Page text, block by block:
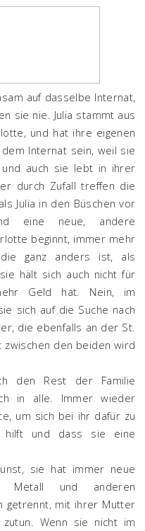
auf dasselbe Internat,
sie nie. Julia stammt aus
und hat ihre eigenen
Internat sein, weil sie
auch sie lebt in ihrer
durch Zufall treffen die
Julia in den Büschen vor
eine neue, andere
beginnt, immer mehr
ganz anders ist, als
hält sich auch nicht für
Geld hat. Nein, im
sich auf die Suche nach
die ebenfalls an der St.
zwischen den beiden wird
den Rest der Familie
in alle. Immer wieder
um sich bei ihr dafür zu
hilft und dass sie eine
sie hat immer neue
Metall und anderen
getrennt, mit ihrer Mutter
Wenn sie nicht im